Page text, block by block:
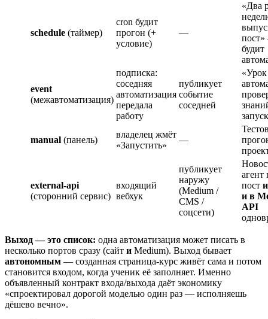
schedule (таймер)
cron будит
прогон (+
условие)
—
«Два
будит
event
(межавтоматизация)
подписка:
соседняя
автоматизация
передала
работу
публикует
событие
соседней
manual (панель)
владелец жмёт
«Запустить»
—
external-api
(сторонний сервис)
входящий
вебхук
публикует
наружу
(Medium /
CMS /
соцсети)
агент
пост
и в
API
Выход — это список: одна автоматизация может писать в
несколько портов сразу (сайт и Medium). Выход бывает
автономным — созданная страница-курс живёт сама и потом
становится входом, когда ученик её заполняет. Именно
объявленный контракт входа/выхода даёт экономику
«спроектировал дорогой моделью один раз — исполняешь
дёшево вечно».